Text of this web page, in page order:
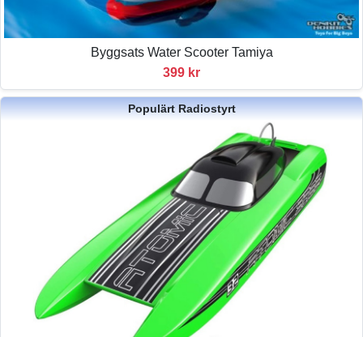
Byggsats Water Scooter Tamiya
399 kr
Populärt Radiostyrt